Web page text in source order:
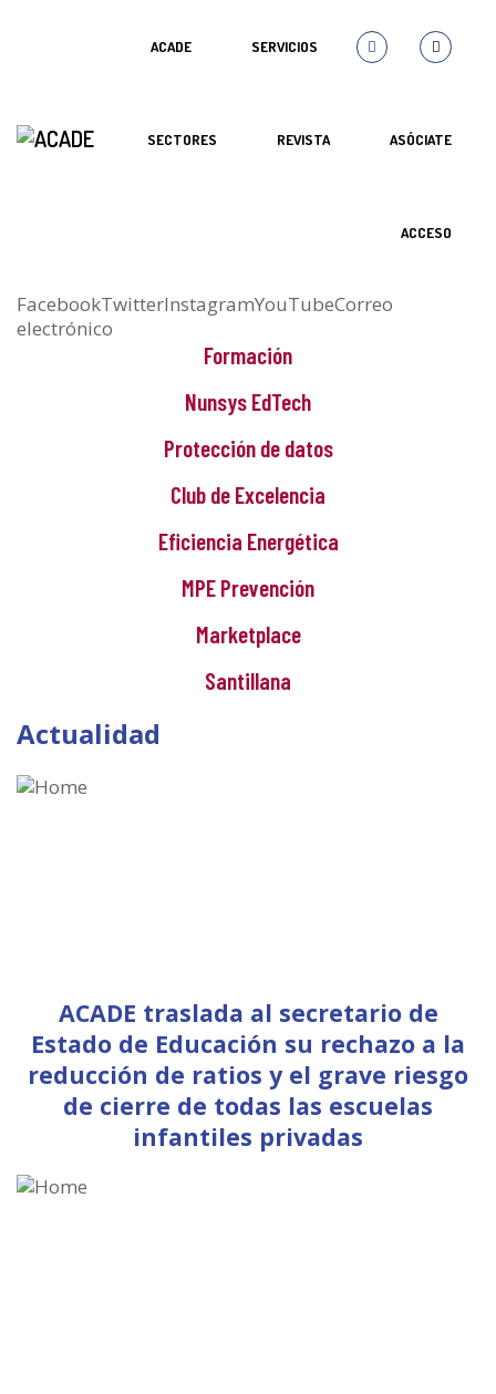
ACADE SERVICIOS
SECTORES REVISTA ASÓCIATE
ACCESO
FacebookTwitterInstagramYouTubeCorreo
electrónico
Formación
Nunsys EdTech
Protección de datos
Club de Excelencia
Eficiencia Energética
MPE Prevención
Marketplace
Santillana
Actualidad
ACADE traslada al secretario de
Estado de Educación su rechazo a la
reducción de ratios y el grave riesgo
de cierre de todas las escuelas
infantiles privadas